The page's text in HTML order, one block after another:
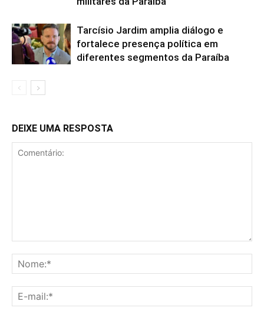
Tarcísio Jardim amplia diálogo e
fortalece presença política em
diferentes segmentos da Paraíba
DEIXE UMA RESPOSTA